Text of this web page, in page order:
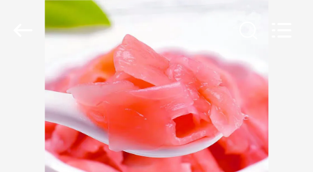
ΑΡΧΙΚΉ
ΣΕΛΊΔΑ
ΠΡΟΪΌΝΤΑ